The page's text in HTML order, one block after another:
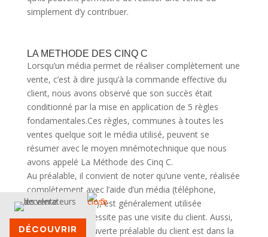
simplement d’y contribuer.
LA METHODE DES CINQ C
Lorsqu’un média permet de réaliser complètement une
vente, c’est à dire jusqu’à la commande effective du
client, nous avons observé que son succès était
conditionné par la mise en application de 5 règles
fondamentales.Ces règles, communes à toutes les
ventes quelque soit le média utilisé, peuvent se
résumer avec le moyen mnémotechnique que nous
avons appelé La Méthode des Cinq C.
Au préalable, il convient de noter qu’une vente, réalisée
complètement avec l’aide d’un média (téléphone,
papier ou Internet), est généralement utilisée
lorsqu’elle ne nécessite pas une visite du client. Aussi,
la phase de découverte préalable du client est dans la
DÉCOUVRIR